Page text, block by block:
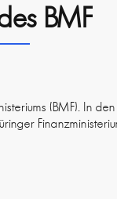
BMF
(BMF). In